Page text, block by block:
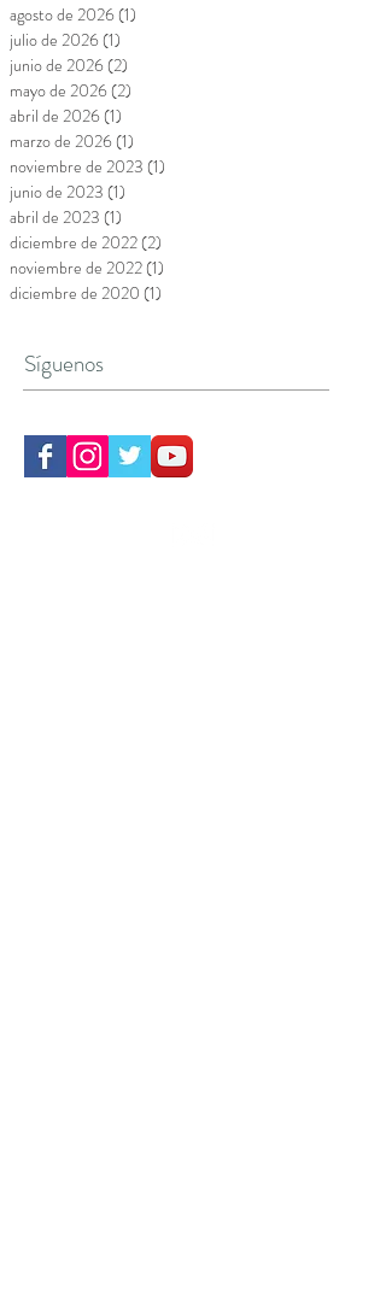
agosto de 2026 (1)
julio de 2026 (1)
junio de 2026 (2)
mayo de 2026 (2)
abril de 2026 (1)
marzo de 2026 (1)
noviembre de 2023 (1)
junio de 2023 (1)
abril de 2023 (1)
diciembre de 2022 (2)
noviembre de 2022 (1)
diciembre de 2020 (1)
Síguenos